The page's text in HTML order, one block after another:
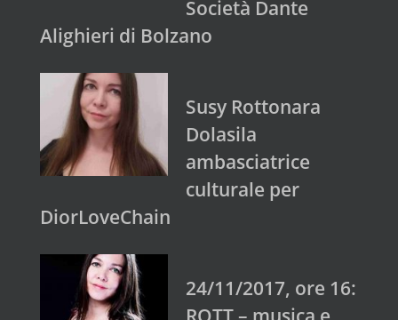
Società Dante
Alighieri di Bolzano
Susy Rottonara
Dolasila
ambasciatrice
culturale per
DiorLoveChain
24/11/2017, ore 16: